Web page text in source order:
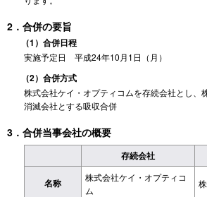
2．合併の要旨
（1）合併日程
実施予定日 平成24年10月1日（月）
（2）合併方式
株式会社ケイ・オプティコムを存続会社とし、
消滅会社とする吸収合併
3．合併当事会社の概要
存続会社
名称
株式会社ケイ・オプティコ
ム